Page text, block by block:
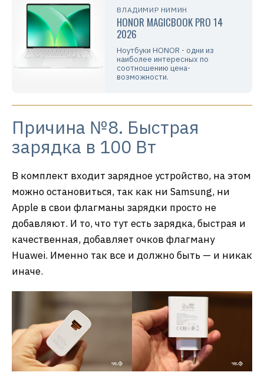
ВЛАДИМИР НИМИН
HONOR MAGICBOOK PRO 14
2026
Ноутбуки HONOR - одни из
наиболее интересных по
соотношению цена-
возможности.
Причина №8. Быстрая
зарядка в 100 Вт
В комплект входит зарядное устройство, на этом
можно остановиться, так как ни Samsung, ни
Apple в свои флагманы зарядки просто не
добавляют. И то, что тут есть зарядка, быстрая и
качественная, добавляет очков флагману
Huawei. Именно так все и должно быть — и никак
иначе.